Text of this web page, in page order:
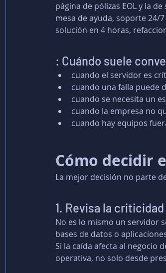
página de pólizas EOL y la
mesa de ayuda, soporte 24/
solución en 4 horas,
: Cuándo suele
cuando el servidor es
cuando una falla puede
cuando se necesita un
cuando la empresa no
cuando hay equipos
Cómo decidir
La mejor decisión no parte
1. Revisa la criticidad
No es lo mismo un servidor
bases de datos o
Si la caída afecta al negocio
operativa, no solo desde